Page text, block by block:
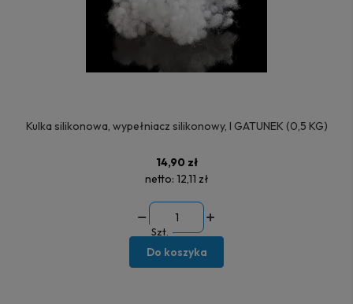
Kulka silikonowa, wypełniacz silikonowy, I GATUNEK (0,5 KG)
14,90 zł
netto: 12,11 zł
Szt.
Do koszyka